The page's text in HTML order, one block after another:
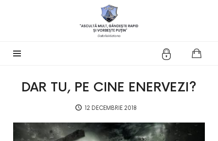
TOP
Coaching
DAR TU, PE CINE ENERVEZI?
12 DECEMBRIE 2018